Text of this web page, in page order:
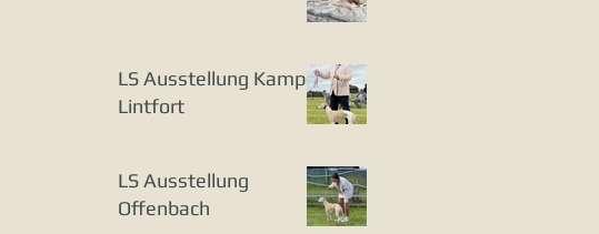
LS Ausstellung Kamp-
Lintfort
LS Ausstellung
Offenbach